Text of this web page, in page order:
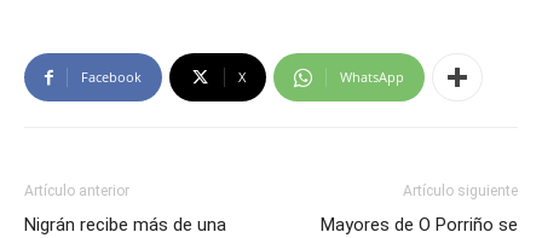
Facebook X WhatsApp
Artículo anterior
Nigrán recibe más de una
Artículo siguiente
Mayores de O Porriño se